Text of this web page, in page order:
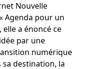
Nouvelle
Agenda pour un
a énoncé ce
par une
numérique
destination, la